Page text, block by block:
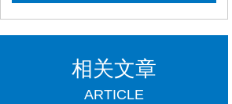
相关文章
ARTICLE